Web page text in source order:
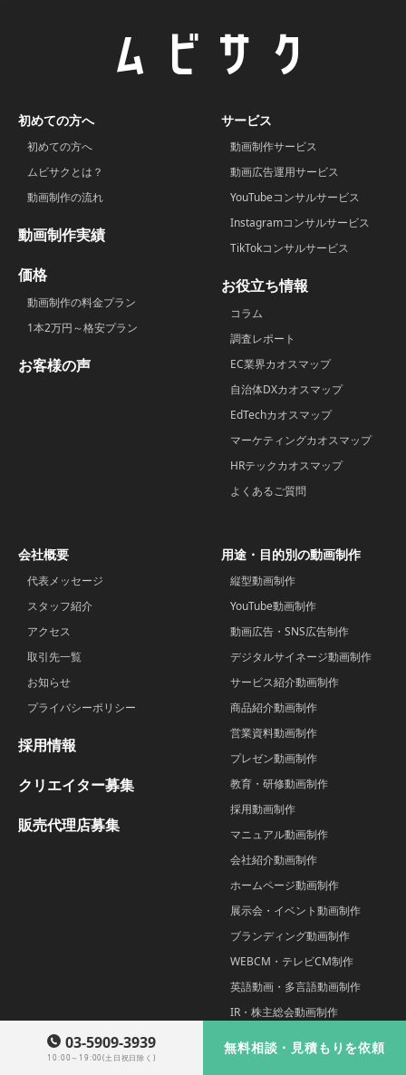
初めての方へ
初めての方へ
ムビサクとは？
動画制作の流れ
動画制作実績
価格
動画制作の料金プラン
1本2万円～格安プラン
お客様の声
サービス
動画制作サービス
動画広告運用サービス
YouTubeコンサルサービス
Instagramコンサルサービス
TikTokコンサルサービス
お役立ち情報
コラム
調査レポート
EC業界カオスマップ
自治体DXカオスマップ
EdTechカオスマップ
マーケティングカオスマップ
HRテックカオスマップ
よくあるご質問
会社概要
代表メッセージ
スタッフ紹介
アクセス
取引先一覧
お知らせ
プライバシーポリシー
採用情報
クリエイター募集
販売代理店募集
用途・目的別の動画制作
縦型動画制作
YouTube動画制作
動画広告・SNS広告制作
デジタルサイネージ動画制作
サービス紹介動画制作
商品紹介動画制作
営業資料動画制作
プレゼン動画制作
教育・研修動画制作
採用動画制作
マニュアル動画制作
会社紹介動画制作
ホームページ動画制作
展示会・イベント動画制作
ブランディング動画制作
WEBCM・テレビCM制作
英語動画・多言語動画制作
IR・株主総会動画制作
03-5909-3939
10:00～19:00(土日祝日除く)
無料相談・見積もりを依頼